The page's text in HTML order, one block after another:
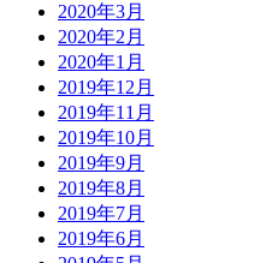
2020年3月
2020年2月
2020年1月
2019年12月
2019年11月
2019年10月
2019年9月
2019年8月
2019年7月
2019年6月